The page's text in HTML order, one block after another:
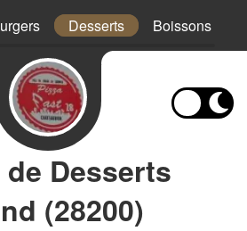
Desserts Boissons
Desserts
(28200)